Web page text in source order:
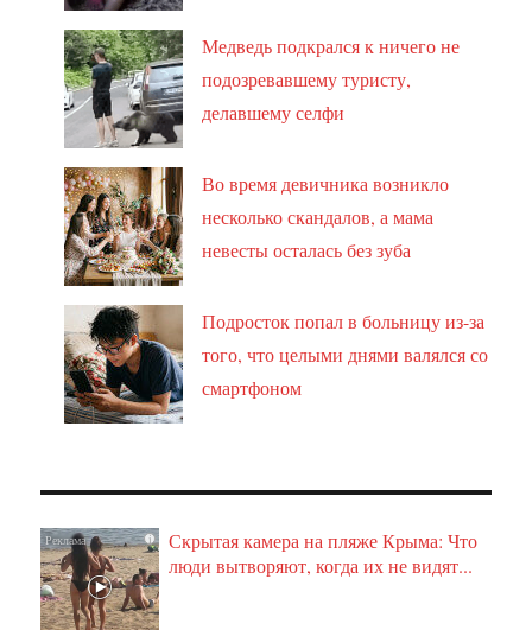
Медведь подкрался к ничего не
подозревавшему туристу,
делавшему селфи
Во время девичника возникло
несколько скандалов, а мама
невесты осталась без зуба
Подросток попал в больницу из-за
того, что целыми днями валялся со
смартфоном
i
Скрытая камера на пляже Крыма: Что
люди вытворяют, когда их не видят...